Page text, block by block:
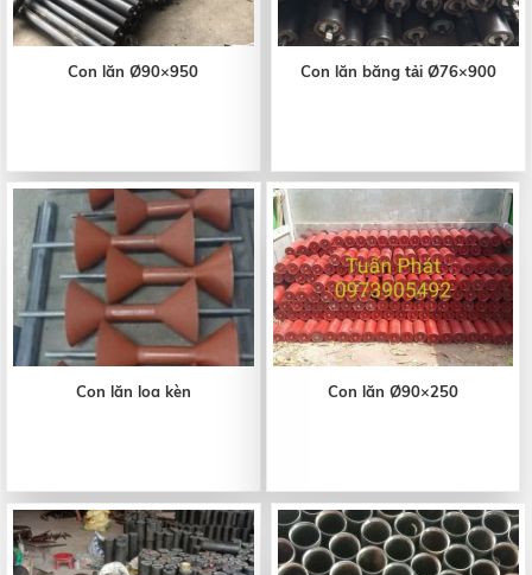
Con lăn Ø90×950 Con lăn băng tải Ø76×900
Con lăn loa kèn Con lăn Ø90×250